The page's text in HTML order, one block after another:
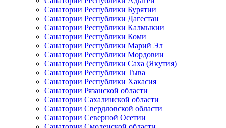
Санатории Республики Бурятии
Санатории Республики Дагестан
Санатории Республики Калмыкии
Санатории Республики Коми
Санатории Республики Марий Эл
Санатории Республики Мордовии
Санатории Республики Саха (Якутия)
Санатории Республики Тыва
Санатории Республики Хакасия
Санатории Рязанской области
Санатории Сахалинской области
Санатории Свердловской области
Санатории Северной Осетии